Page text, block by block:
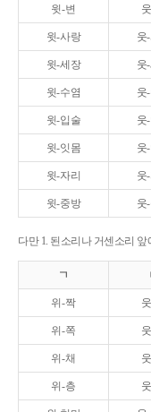
윗-변
윗-사랑 웃
윗-세장 웃
윗-수염 웃
윗-입술 웃
윗-잇몸 웃
윗-자리 웃
윗-중방 웃
다만 1. 된소리나 거센소리 앞
ㄱ
위-짝
위-쪽
위-채
위-층